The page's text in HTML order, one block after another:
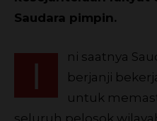
Saudara pimpin.
I
ni saatnya
berjanji
untuk
seluruh pelosok